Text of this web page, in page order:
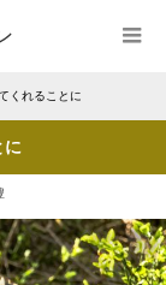
くれることに
に